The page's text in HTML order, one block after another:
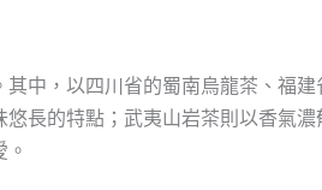
中，以四川省的蜀南烏龍茶、福
長的特點；武夷山岩茶則以香氣